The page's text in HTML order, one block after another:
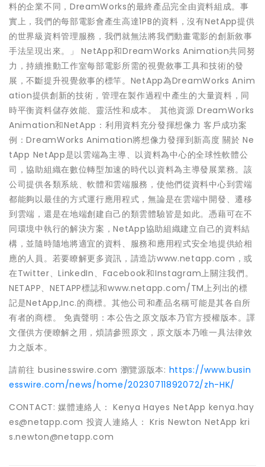
料的企業不同，DreamWorks的最終產品完全由資料組成。事
實上，我們的每部電影會產生高達1PB的資料，沒有NetApp提供
的世界級資料管理服務，我們就無法將我們動畫電影的創新敘事
手法呈現出來。」 NetApp和DreamWorks Animation共同努
力，持續推動工作室每部電影所需的視覺敘事工具和技術的發
展，不斷提升視覺敘事的標竿。NetApp為DreamWorks Anim
ation提供創新的技術，管理在製作過程中產生的大量資料，同
時平衡資料儲存效能、靈活性和成本。 其他資源 DreamWorks
Animation和NetApp：利用資料充分發揮想像力 客戶成功案
例：DreamWorks Animation將想像力發揮到新高度 關於 Ne
tApp NetApp是以雲端為主導、以資料為中心的全球性軟體公
司，協助組織在數位轉型加速的時代以資料為主導發展業務。該
公司提供各類系統、軟體和雲端服務，使他們從資料中心到雲端
都能夠以最佳的方式運行應用程式，無論是在雲端中開發、遷移
到雲端，還是在地端創建自己的類雲體驗皆是如此。憑藉可在不
同環境中執行的解決方案，NetApp協助組織建立自己的資料結
構，並隨時隨地將適宜的資料、服務和應用程式安全地提供給相
應的人員。若要瞭解更多資訊，請造訪www.netapp.com，或
在Twitter、LinkedIn、Facebook和Instagram上關注我們。
NETAPP、NETAPP標誌和www.netapp.com/TM上列出的標
記是NetApp,Inc.的商標。其他公司和產品名稱可能是其各自所
有者的商標。 免責聲明：本公告之原文版本乃官方授權版本。譯
文僅供方便瞭解之用，煩請參照原文，原文版本乃唯一具法律效
力之版本。
請前往 businesswire.com 瀏覽源版本: https://www.busin
esswire.com/news/home/20230711892072/zh-HK/
CONTACT: 媒體連絡人： Kenya Hayes NetApp kenya.hay
es@netapp.com 投資人連絡人： Kris Newton NetApp kri
s.newton@netapp.com